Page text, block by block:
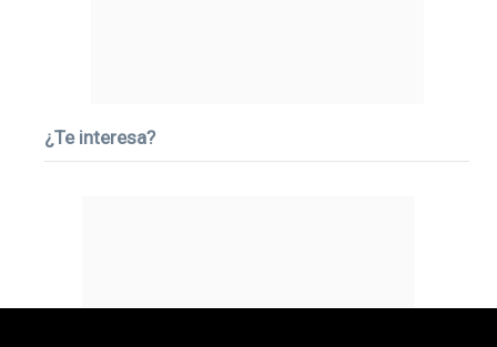
¿Te interesa?